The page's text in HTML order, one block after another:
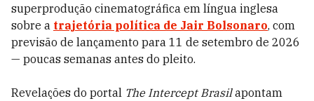
superprodução cinematográfica em língua inglesa
sobre a trajetória política de Jair Bolsonaro, com
previsão de lançamento para 11 de setembro de 2026
— poucas semanas antes do pleito.
Revelações do portal The Intercept Brasilapontam